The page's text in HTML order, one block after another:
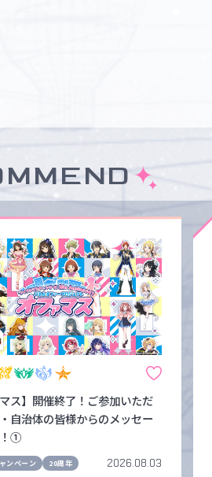
マス】開催終了！ご参加いただ
自治体の皆様からのメッセー
①
ンペーン 20周年 2026.08.03